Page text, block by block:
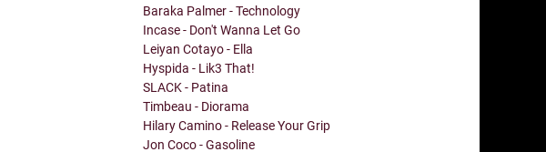
Baraka Palmer - Technology
Incase - Don't Wanna Let Go
Leiyan Cotayo - Ella
Hyspida - Lik3 That!
SLACK - Patina
Timbeau - Diorama
Hilary Camino - Release Your Grip
Jon Coco - Gasoline